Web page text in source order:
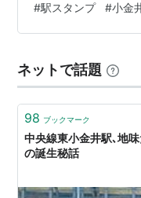
2025年開設ブログ
#駅スタンプ #小金
ネットで話題
98 ブックマーク
中央線東小金井駅､地
の誕生秘話